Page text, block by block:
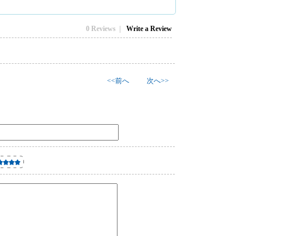
0 Reviews | Write a Review
<<前へ 次へ>>